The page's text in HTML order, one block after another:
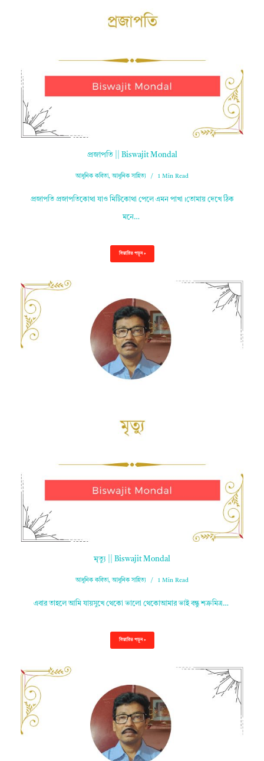
প্রজাপতি || Biswajit Mondal
আধুনিক কবিতা,আধুনিক সাহিত্য 1 Min Read
প্রজাপতি প্রজাপতিকোথা যাও মিটিকোথা পেলে এমন পাখা।তোমায় দেখে ঠিক
মনে…
বিস্তারিত পড়ুন »
মৃত্যু || Biswajit Mondal
আধুনিক কবিতা,আধুনিক সাহিত্য 1 Min Read
এবার তাহলে আমি যায়সুখে থেকো ভালো থেকোআমার ভাই বন্ধু শত্রুমিত্র…
বিস্তারিত পড়ুন »